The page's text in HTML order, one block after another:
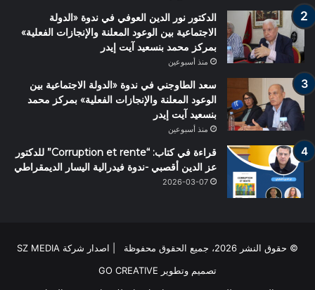
الدكتور نور الدين العوفي في ندوة «الدولة
الاجتماعية بين الوعود المعلنة والإنجازات الفعلية»
بمركز محمد بنسعيد آيت إيدر
منذ أسبوعين
سعد الطاوجني في ندوة «الدولة الاجتماعية بين
الوعود المعلنة والإنجازات الفعلية» بمركز محمد
بنسعيد آيت إيدر
منذ أسبوعين
قراءة في كتاب: “Corruption et rente” للدكتور
عز الدين أقصبي -ندوة فيدرالية اليسار الديمقراطي
2026-03-07
© حقوق النشر 2026، جميع الحقوق محفوظة | اصدار شركة SZ MEDIA
تصميم وتطوير GO CREATIVE